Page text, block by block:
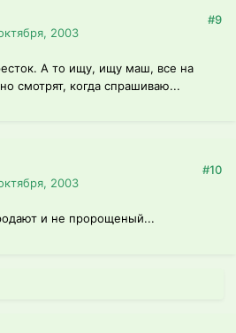
2003
#9
А то ищу, ищу маш, все на
смотрят, когда спрашиваю...
2003
#10
и не пророщеный...